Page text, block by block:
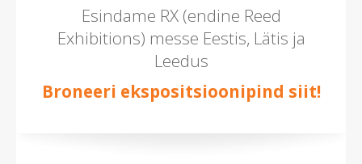
Esindame RX (endine Reed
Exhibitions) messe Eestis, Lätis ja
Leedus
Broneeri ekspositsioonipind siit!